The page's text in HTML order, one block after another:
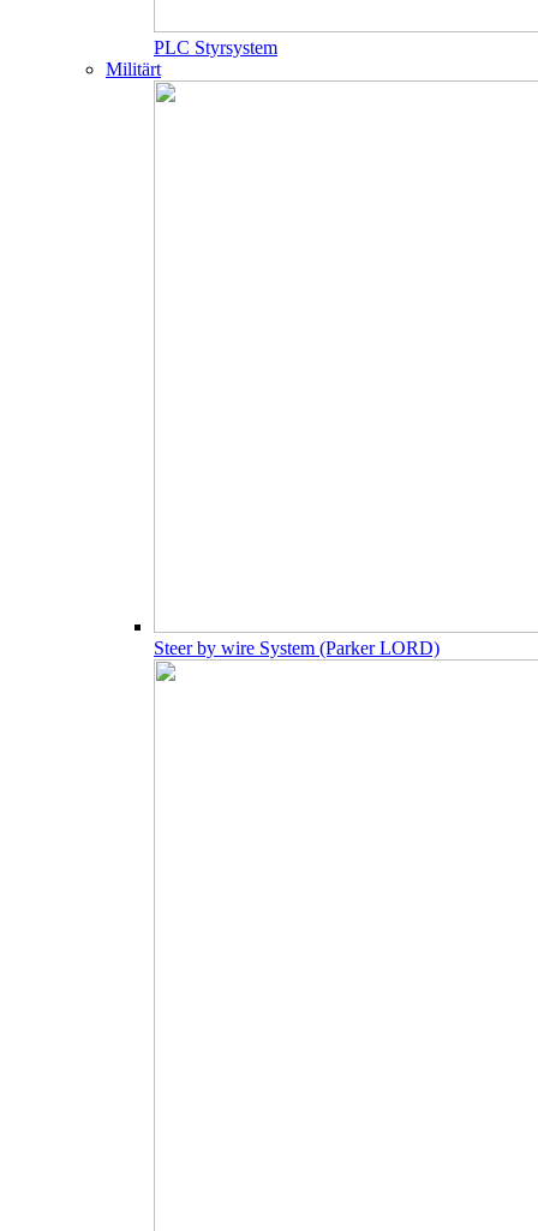
PLC Styrsystem
Militärt
Steer by wire System (Parker LORD)